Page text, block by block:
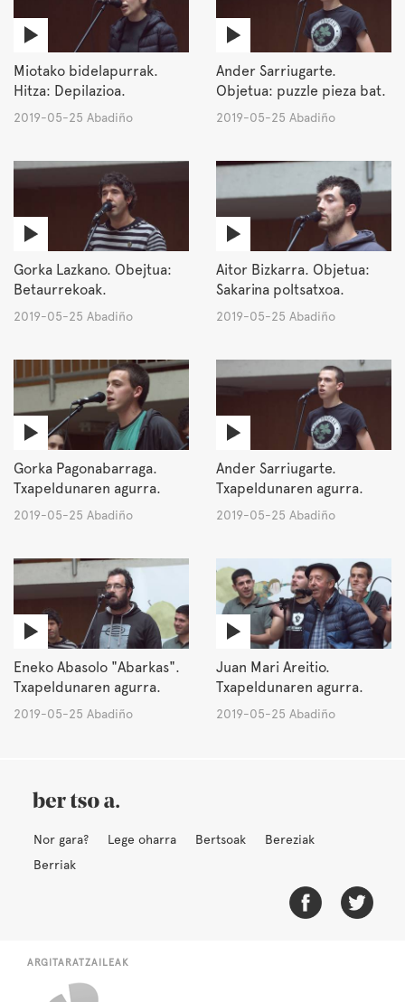
Miotako bidelapurrak.
Hitza: Depilazioa.
2019-05-25 Abadiño
Ander Sarriugarte.
Objetua: puzzle pieza bat.
2019-05-25 Abadiño
Gorka Lazkano. Obejtua:
Betaurrekoak.
2019-05-25 Abadiño
Aitor Bizkarra. Objetua:
Sakarina poltsatxoa.
2019-05-25 Abadiño
Gorka Pagonabarraga.
Txapeldunaren agurra.
2019-05-25 Abadiño
Ander Sarriugarte.
Txapeldunaren agurra.
2019-05-25 Abadiño
Eneko Abasolo "Abarkas".
Txapeldunaren agurra.
2019-05-25 Abadiño
Juan Mari Areitio.
Txapeldunaren agurra.
2019-05-25 Abadiño
Nor gara? Lege oharra Bertsoak
Bereziak
Berriak
ARGITARATZAILEAK